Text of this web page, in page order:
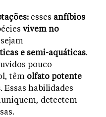
esses anfíbios
vivem no
e semi-aquáticas.
pouco
têm olfato potente
. Essas habilidades
detectem